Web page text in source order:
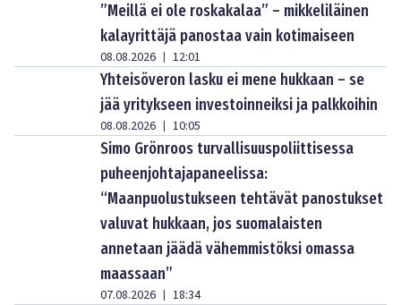
”Meillä ei ole roskakalaa” – mikkeliläinen
kalayrittäjä panostaa vain kotimaiseen
08.08.2026 | 12:01
Yhteisöveron lasku ei mene hukkaan – se
jää yritykseen investoinneiksi ja palkkoihin
08.08.2026 | 10:05
Simo Grönroos turvallisuuspoliittisessa
puheenjohtajapaneelissa:
“Maanpuolustukseen tehtävät panostukset
valuvat hukkaan, jos suomalaisten
annetaan jäädä vähemmistöksi omassa
maassaan”
07.08.2026 | 18:34